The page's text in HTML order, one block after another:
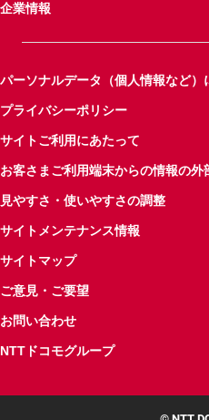
企業情報
パーソナルデータ（個人情報など）
プライバシーポリシー
サイトご利用にあたって
お客さまご利用端末からの情報の外
見やすさ・使いやすさの調整
サイトメンテナンス情報
サイトマップ
ご意見・ご要望
お問い合わせ
NTTドコモグループ